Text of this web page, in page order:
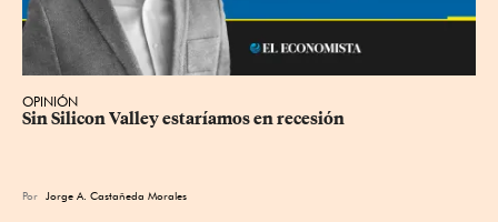
OPINIÓN
Sin Silicon Valley estaríamos en recesión
Por Jorge A. Castañeda Morales